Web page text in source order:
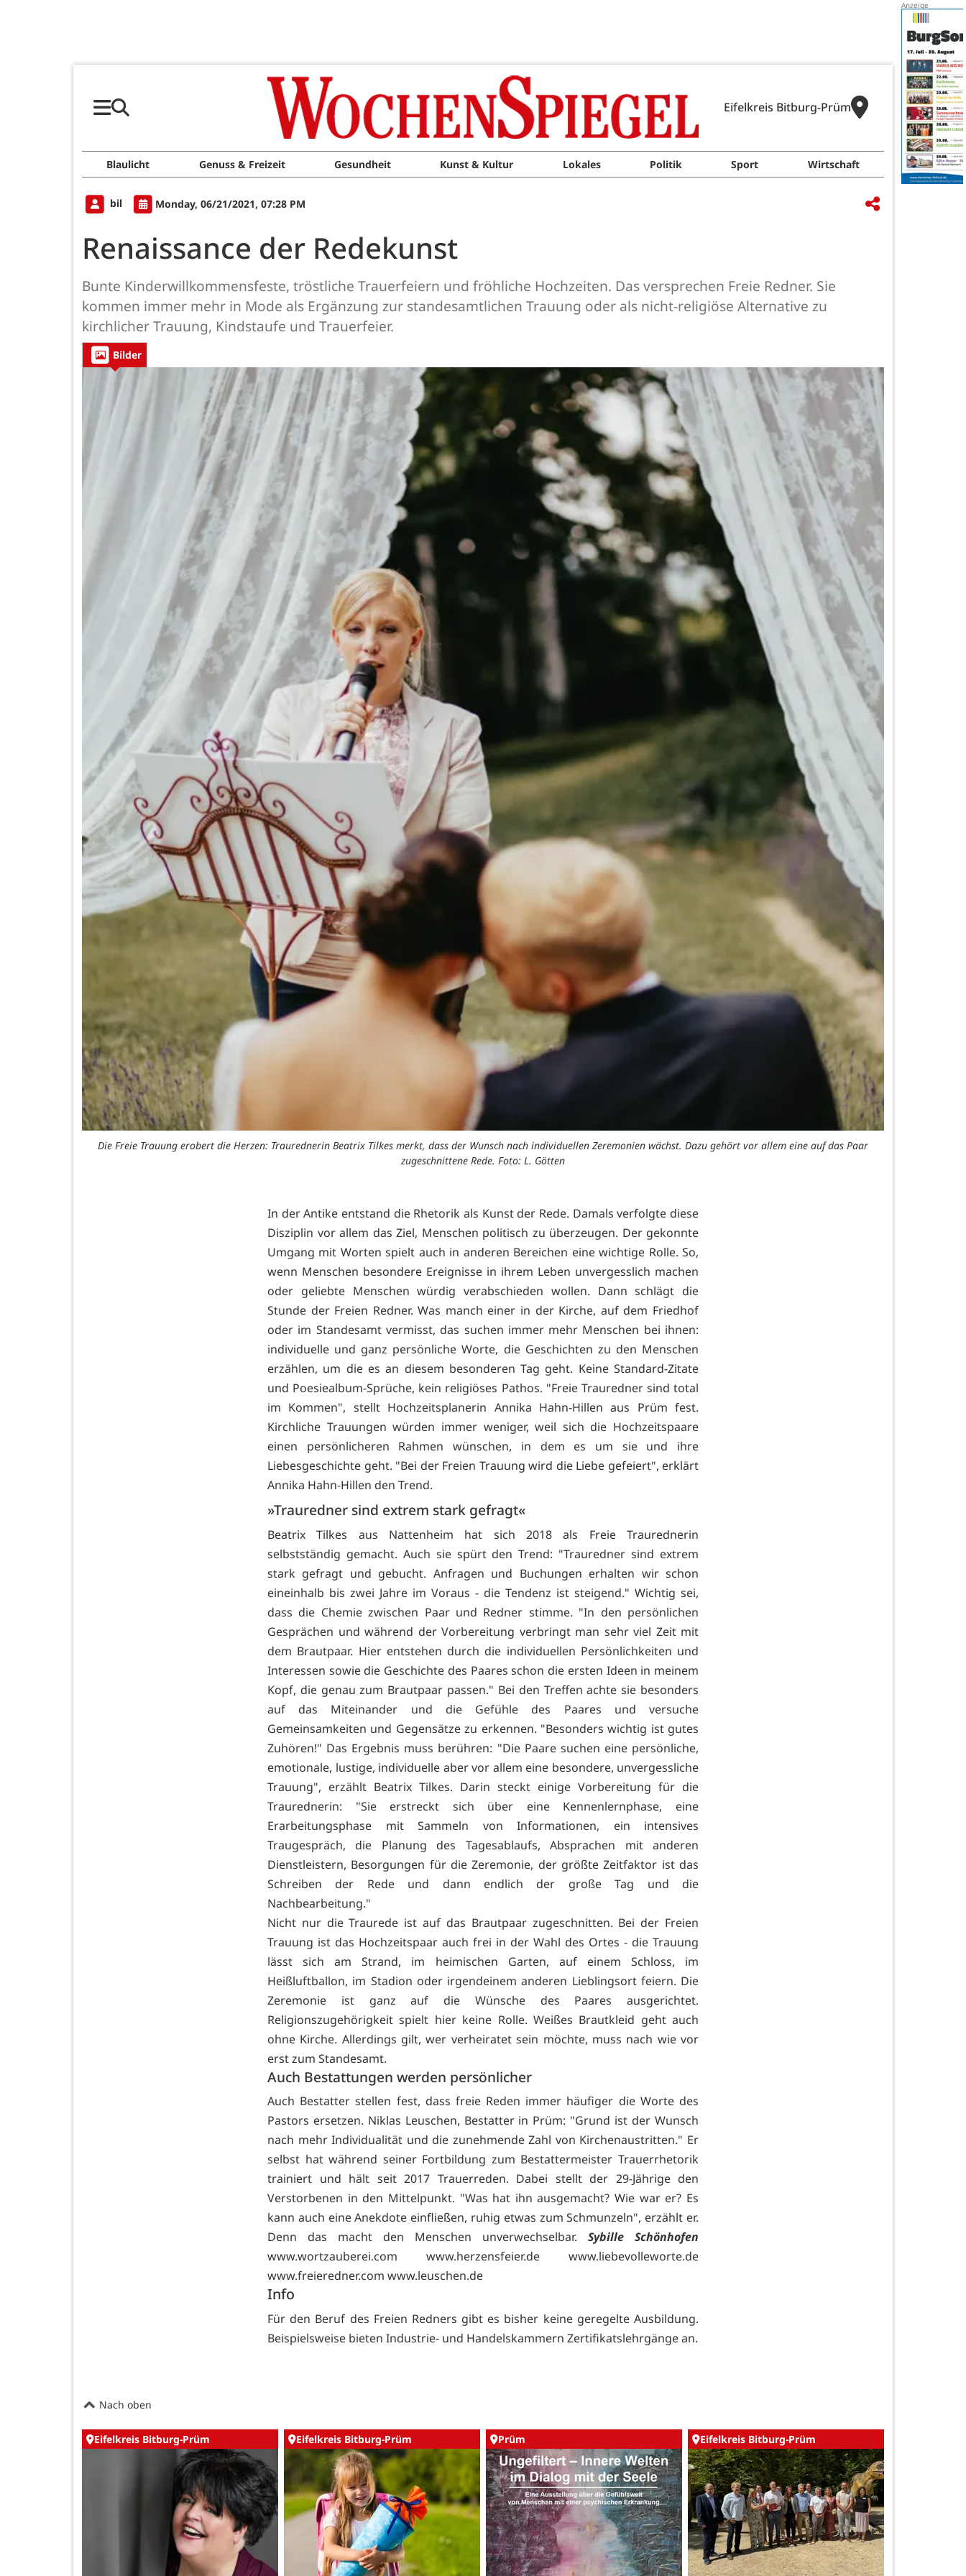
Eifelkreis Bitburg-Prüm
Blaulicht Genuss & Freizeit Gesundheit Kunst & Kultur Lokales Politik Sport Wirtschaft
bil Monday, 06/21/2021, 07:28 PM
Renaissance der Redekunst
Bunte Kinderwillkommensfeste, tröstliche Trauerfeiern und fröhliche Hochzeiten. Das versprechen Freie Redner. Sie
kommen immer mehr in Mode als Ergänzung zur standesamtlichen Trauung oder als nicht-religiöse Alternative zu
kirchlicher Trauung, Kindstaufe und Trauerfeier.
Bilder
Die Freie Trauung erobert die Herzen: Traurednerin Beatrix Tilkes merkt, dass der Wunsch nach individuellen Zeremonien wächst. Dazu gehört vor allem eine auf das Paar
zugeschnittene Rede. Foto: L. Götten
In der Antike entstand die Rhetorik als Kunst der Rede. Damals verfolgte diese
Disziplin vor allem das Ziel, Menschen politisch zu überzeugen. Der gekonnte
Umgang mit Worten spielt auch in anderen Bereichen eine wichtige Rolle. So,
wenn Menschen besondere Ereignisse in ihrem Leben unvergesslich machen
oder geliebte Menschen würdig verabschieden wollen. Dann schlägt die
Stunde der Freien Redner. Was manch einer in der Kirche, auf dem Friedhof
oder im Standesamt vermisst, das suchen immer mehr Menschen bei ihnen:
individuelle und ganz persönliche Worte, die Geschichten zu den Menschen
erzählen, um die es an diesem besonderen Tag geht. Keine Standard-Zitate
und Poesiealbum-Sprüche, kein religiöses Pathos. "Freie Trauredner sind total
im Kommen", stellt Hochzeitsplanerin Annika Hahn-Hillen aus Prüm fest.
Kirchliche Trauungen würden immer weniger, weil sich die Hochzeitspaare
einen persönlicheren Rahmen wünschen, in dem es um sie und ihre
Liebesgeschichte geht. "Bei der Freien Trauung wird die Liebe gefeiert", erklärt
Annika Hahn-Hillen den Trend.
»Trauredner sind extrem stark gefragt«
Beatrix Tilkes aus Nattenheim hat sich 2018 als Freie Traurednerin
selbstständig gemacht. Auch sie spürt den Trend: "Trauredner sind extrem
stark gefragt und gebucht. Anfragen und Buchungen erhalten wir schon
eineinhalb bis zwei Jahre im Voraus - die Tendenz ist steigend." Wichtig sei,
dass die Chemie zwischen Paar und Redner stimme. "In den persönlichen
Gesprächen und während der Vorbereitung verbringt man sehr viel Zeit mit
dem Brautpaar. Hier entstehen durch die individuellen Persönlichkeiten und
Interessen sowie die Geschichte des Paares schon die ersten Ideen in meinem
Kopf, die genau zum Brautpaar passen." Bei den Treffen achte sie besonders
auf das Miteinander und die Gefühle des Paares und versuche
Gemeinsamkeiten und Gegensätze zu erkennen. "Besonders wichtig ist gutes
Zuhören!" Das Ergebnis muss berühren: "Die Paare suchen eine persönliche,
emotionale, lustige, individuelle aber vor allem eine besondere, unvergessliche
Trauung", erzählt Beatrix Tilkes. Darin steckt einige Vorbereitung für die
Traurednerin: "Sie erstreckt sich über eine Kennenlernphase, eine
Erarbeitungsphase mit Sammeln von Informationen, ein intensives
Traugespräch, die Planung des Tagesablaufs, Absprachen mit anderen
Dienstleistern, Besorgungen für die Zeremonie, der größte Zeitfaktor ist das
Schreiben der Rede und dann endlich der große Tag und die
Nachbearbeitung."
Nicht nur die Traurede ist auf das Brautpaar zugeschnitten. Bei der Freien
Trauung ist das Hochzeitspaar auch frei in der Wahl des Ortes - die Trauung
lässt sich am Strand, im heimischen Garten, auf einem Schloss, im
Heißluftballon, im Stadion oder irgendeinem anderen Lieblingsort feiern. Die
Zeremonie ist ganz auf die Wünsche des Paares ausgerichtet.
Religionszugehörigkeit spielt hier keine Rolle. Weißes Brautkleid geht auch
ohne Kirche. Allerdings gilt, wer verheiratet sein möchte, muss nach wie vor
erst zum Standesamt.
Auch Bestattungen werden persönlicher
Auch Bestatter stellen fest, dass freie Reden immer häufiger die Worte des
Pastors ersetzen. Niklas Leuschen, Bestatter in Prüm: "Grund ist der Wunsch
nach mehr Individualität und die zunehmende Zahl von Kirchenaustritten." Er
selbst hat während seiner Fortbildung zum Bestattermeister Trauerrhetorik
trainiert und hält seit 2017 Trauerreden. Dabei stellt der 29-Jährige den
Verstorbenen in den Mittelpunkt. "Was hat ihn ausgemacht? Wie war er? Es
kann auch eine Anekdote einfließen, ruhig etwas zum Schmunzeln", erzählt er.
Denn das macht den Menschen unverwechselbar. Sybille Schönhofen
www.wortzauberei.com www.herzensfeier.de www.liebevolleworte.de
www.freieredner.com www.leuschen.de
Info
Für den Beruf des Freien Redners gibt es bisher keine geregelte Ausbildung.
Beispielsweise bieten Industrie- und Handelskammern Zertifikatslehrgänge an.
Nach oben
Eifelkreis Bitburg-Prüm Eifelkreis Bitburg-Prüm Prüm Eifelkreis Bitburg-Prüm